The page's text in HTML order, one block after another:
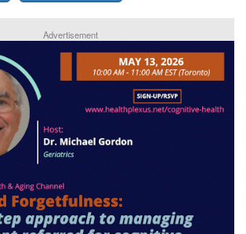
Advertisement